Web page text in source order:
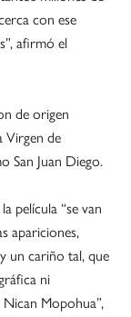
con ese
afirmó el
de origen
Virgen de
San Juan Diego.
película “se van
apariciones,
un cariño tal, que
ni
Mopohua”,